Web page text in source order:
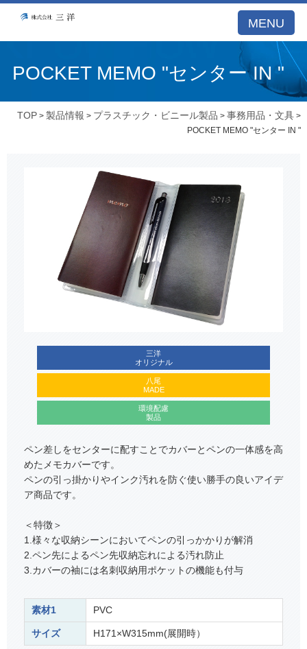
MENU
POCKET MEMO "センター IN "
TOP >製品情報 > プラスチック・ビニール製品 >事務用品・文具 >
POCKET MEMO "センター IN "
三洋
オリジナル
八尾
MADE
環境配慮
製品
ペン差しをセンターに配すことでカバーとペンの一体感を高
めたメモカバーです。
ペンの引っ掛かりやインク汚れを防ぐ使い勝手の良いアイデ
ア商品です。
＜特徴＞
1.様々な収納シーンにおいてペンの引っかかりが解消
2.ペン先によるペン先収納忘れによる汚れ防止
3.カバーの袖には名刺収納用ポケットの機能も付与
素材1 PVC
サイズ H171×W315mm(展開時）